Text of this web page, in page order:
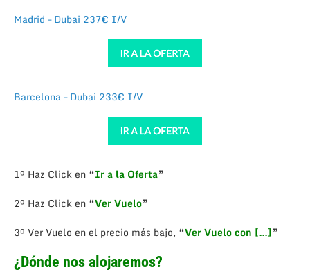
Madrid – Dubai 237€ I/V
Barcelona – Dubai 233€ I/V
1º Haz Click en “Ir a la Oferta”
2º Haz Click en “Ver Vuelo”
3º Ver Vuelo en el precio más bajo, “Ver Vuelo con […]”
¿Dónde nos alojaremos?